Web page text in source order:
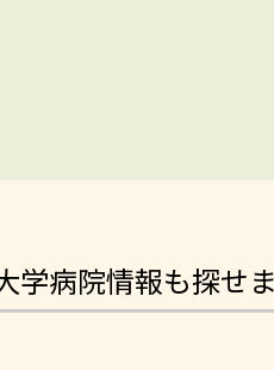
学病院情報も探せ